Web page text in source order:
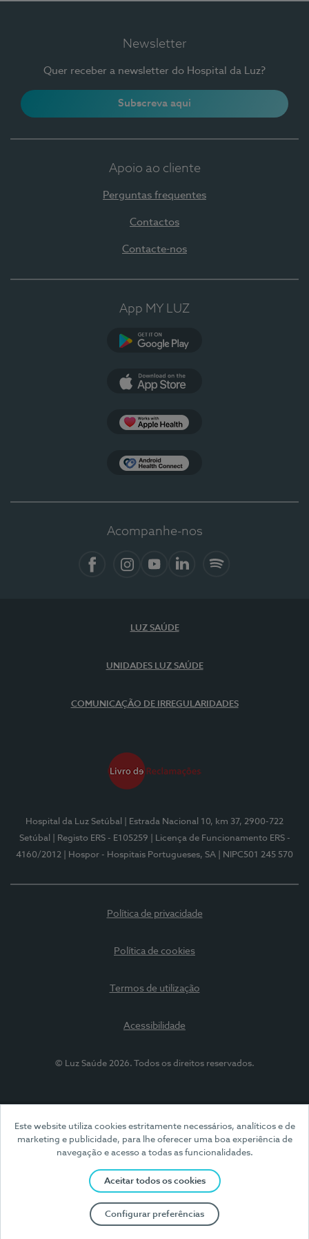
Este website utiliza cookies estritamente necessários, analíticos e de
marketing e publicidade, para lhe oferecer uma boa experiência de
navegação e acesso a todas as funcionalidades.
Aceitar todos os cookies
Configurar preferências
Newsletter
Quer receber a newsletter do Hospital da Luz?
Subscreva aqui
Apoio ao cliente
Perguntas frequentes
Contactos
Contacte-nos
App MY LUZ
Acompanhe-nos
LUZ SAÚDE
UNIDADES LUZ SAÚDE
COMUNICAÇÃO DE IRREGULARIDADES
Hospital da Luz Setúbal
| Estrada Nacional 10, km 37, 2900-722
Setúbal
| Registo ERS - E105259
| Licença de Funcionamento ERS -
4160/2012
| Hospor - Hospitais Portugueses, SA | NIPC501 245 570
Política de privacidade
Política de cookies
Termos de utilização
Acessibilidade
© Luz Saúde 2026. Todos os direitos reservados.